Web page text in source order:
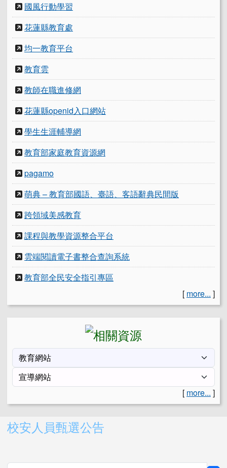
國風行動學習
花蓮縣教育處
均一教育平台
教育雲
教師在職進修網
花蓮縣openid入口網站
學生生涯輔導網
教育部家庭教育資源網
pagamo
萌典 – 教育部國語、臺語、客語辭典民間版
跨領域美感教育
課程與教學資源整合平台
雲端閱讀電子書整合查詢系統
教育部全民安全指引專區
[ more... ]
[ more... ]
右邊區域內容
校安人員甄選公告